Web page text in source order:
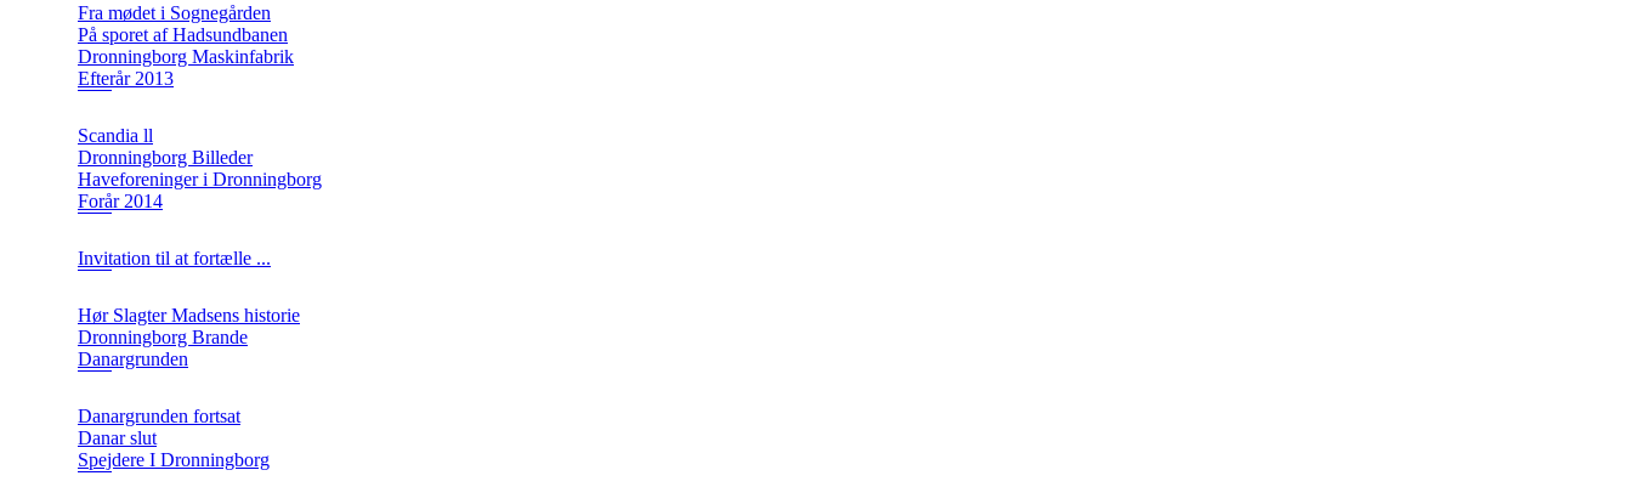
Fra mødet i Sognegården
På sporet af Hadsundbanen
Dronningborg Maskinfabrik
Efterår 2013
Scandia ll
Dronningborg Billeder
Haveforeninger i Dronningborg
Forår 2014
Invitation til at fortælle ...
Hør Slagter Madsens historie
Dronningborg Brande
Danargrunden
Danargrunden fortsat
Danar slut
Spejdere I Dronningborg